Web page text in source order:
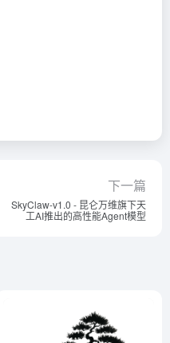
下一篇
SkyClaw-v1.0 - 昆仑万维旗下天
工AI推出的高性能Agent模型